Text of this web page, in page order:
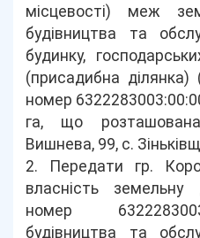
місцевості) меж
будівництва та
будинку,
(присадибна
номер
га, що
Вишнева, 99, с.
2. Передати гр.
власність земельну
номер
будівництва та